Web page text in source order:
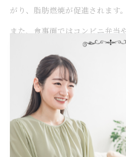
がり、脂肪燃焼が促進されます。
また、食事面ではコンビニ弁当
時でも、野菜中心のメニュー
を選ぶことが重要です。小分け
間食に取り入れることで、血
脂肪蓄積を防ぐ助けになります
中でも無理なく継続できるた
ります。
働きながら痩身を成功させる